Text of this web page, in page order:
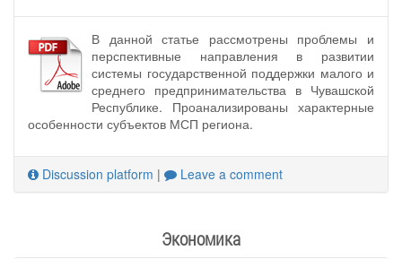
В данной статье рассмотрены проблемы и
перспективные направления в развитии
системы государственной поддержки малого и
среднего предпринимательства в Чувашской
Республике. Проанализированы характерные
особенности субъектов МСП региона.
Discussion platform | Leave a comment
Экономика